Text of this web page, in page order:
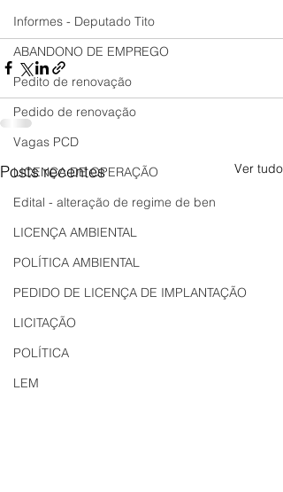
Informes - Deputado Tito
ABANDONO DE EMPREGO
Pedito de renovação
Pedido de renovação
Vagas PCD
LICENÇA DE OPERAÇÃO
Edital - alteração de regime de ben
LICENÇA AMBIENTAL
POLÍTICA AMBIENTAL
PEDIDO DE LICENÇA DE IMPLANTAÇÃO
LICITAÇÃO
POLÍTICA
LEM
Posts recentes Ver tudo